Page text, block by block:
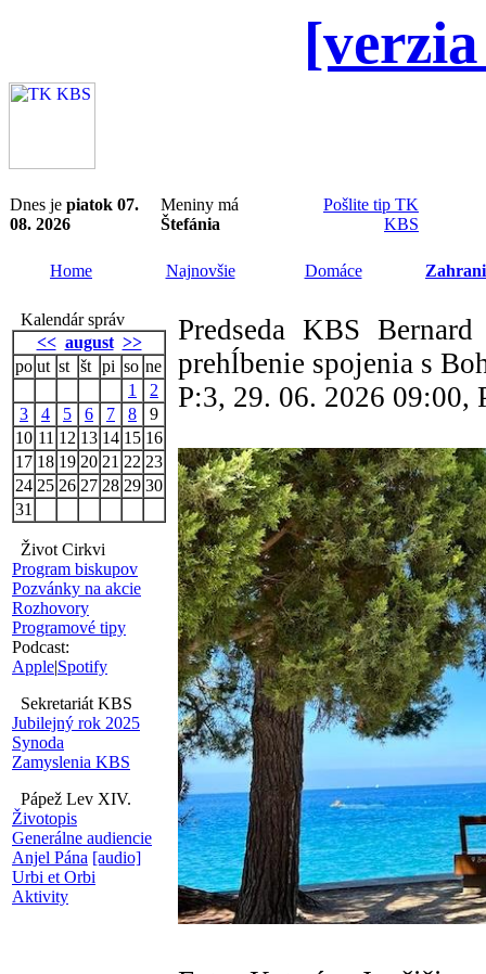
Dnes je piatok 07.
08. 2026
Meniny má
Štefánia
Pošlite tip TK
KBS
Home Najnovšie Domáce
Kalendár správ
<< august >>
po ut st št pi so ne
1
2
3
4 5 6 7 8
9
10 11 12 13 14 15 16
17 18 19 20 21 22 23
24 25 26 27 28 29 30
31
Život Cirkvi
Program biskupov
Pozvánky na akcie
Rozhovory
Programové tipy
Podcast:
Apple|Spotify
Sekretariát KBS
Jubilejný rok 2025
Synoda
Zamyslenia KBS
Pápež Lev XIV.
Životopis
Generálne audiencie
Anjel Pána [audio]
Urbi et Orbi
Aktivity
Predseda KBS
prehĺbenie spojenia s
P:3, 29. 06. 2026 09:00,